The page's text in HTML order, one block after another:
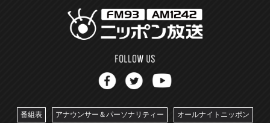
番組表 アナウンサー＆パーソナリティー オールナイトニッポン